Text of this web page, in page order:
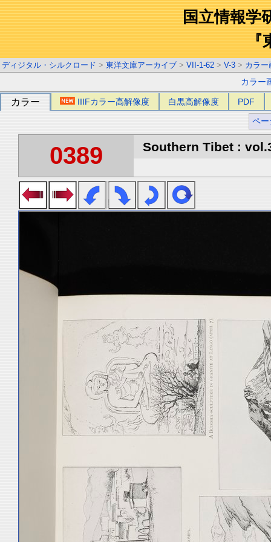
国立情報学
『
ディジタル・シルクロード > 東洋文庫アーカイブ > VII-1-62 > V-3 > カラー
カラー
カラー IIIFカラー高解像度 白黒高解像度 PDF
ペー
0389 Southern Tibet :